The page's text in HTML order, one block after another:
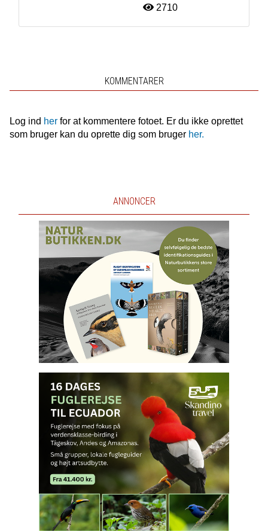
2710
KOMMENTARER
Log ind herfor at kommentere fotoet. Er du ikke oprettet
som bruger kan du oprette dig som bruger her.
ANNONCER